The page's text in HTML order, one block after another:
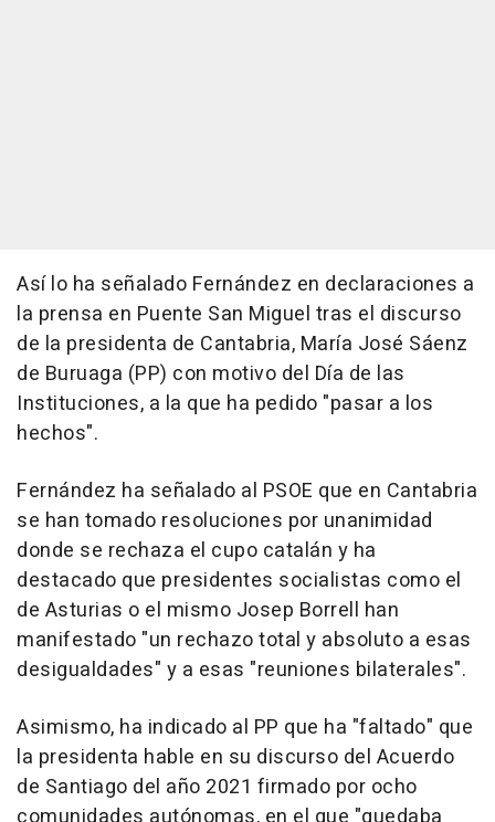
Así lo ha señalado Fernández en declaraciones a
la prensa en Puente San Miguel tras el discurso
de la presidenta de Cantabria, María José Sáenz
de Buruaga (PP) con motivo del Día de las
Instituciones, a la que ha pedido "pasar a los
hechos".
Fernández ha señalado al PSOE que en Cantabria
se han tomado resoluciones por unanimidad
donde se rechaza el cupo catalán y ha
destacado que presidentes socialistas como el
de Asturias o el mismo Josep Borrell han
manifestado "un rechazo total y absoluto a esas
desigualdades" y a esas "reuniones bilaterales".
Asimismo, ha indicado al PP que ha "faltado" que
la presidenta hable en su discurso del Acuerdo
de Santiago del año 2021 firmado por ocho